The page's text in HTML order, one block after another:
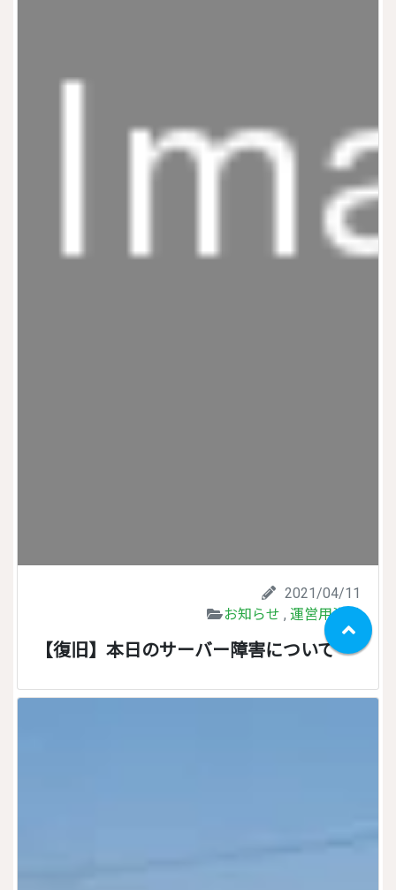
2021/04/11
お知らせ , 運営用資料
【復旧】本日のサーバー障害について